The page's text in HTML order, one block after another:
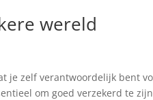
wereld
je zelf verantwoordelijk bent
om goed verzekerd te